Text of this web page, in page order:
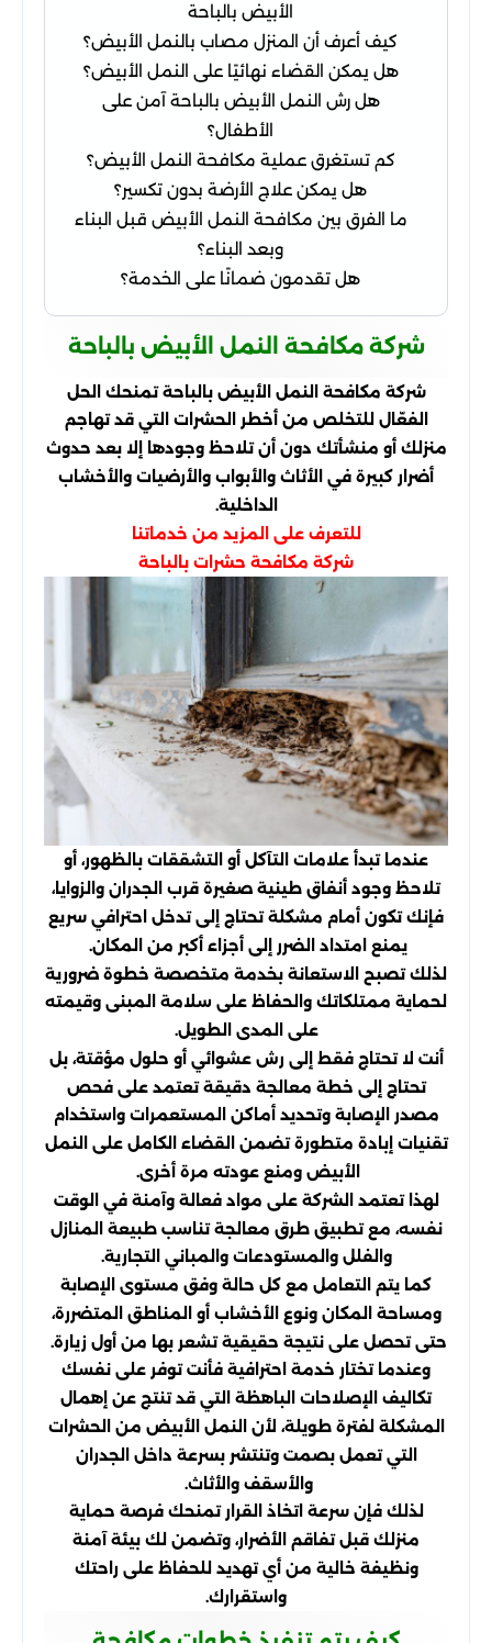
الأبيض بالباحة
كيف أعرف أن المنزل مصاب بالنمل الأبيض؟
هل يمكن القضاء نهائيًا على النمل الأبيض؟
هل رش النمل الأبيض بالباحة آمن على
الأطفال؟
كم تستغرق عملية مكافحة النمل الأبيض؟
هل يمكن علاج الأرضة بدون تكسير؟
ما الفرق بين مكافحة النمل الأبيض قبل البناء
وبعد البناء؟
هل تقدمون ضمانًا على الخدمة؟
شركة مكافحة النمل الأبيض بالباحة
شركة مكافحة النمل الأبيض بالباحة تمنحك الحل
الفعّال للتخلص من أخطر الحشرات التي قد تهاجم
منزلك أو منشأتك دون أن تلاحظ وجودها إلا بعد حدوث
أضرار كبيرة في الأثاث والأبواب والأرضيات والأخشاب
الداخلية.
للتعرف على المزيد من خدماتنا
شركة مكافحة حشرات بالباحة
عندما تبدأ علامات التآكل أو التشققات بالظهور، أو
تلاحظ وجود أنفاق طينية صغيرة قرب الجدران والزوايا،
فإنك تكون أمام مشكلة تحتاج إلى تدخل احترافي سريع
يمنع امتداد الضرر إلى أجزاء أكبر من المكان.
لذلك تصبح الاستعانة بخدمة متخصصة خطوة ضرورية
لحماية ممتلكاتك والحفاظ على سلامة المبنى وقيمته
على المدى الطويل.
أنت لا تحتاج فقط إلى رش عشوائي أو حلول مؤقتة، بل
تحتاج إلى خطة معالجة دقيقة تعتمد على فحص
مصدر الإصابة وتحديد أماكن المستعمرات واستخدام
تقنيات إبادة متطورة تضمن القضاء الكامل على النمل
الأبيض ومنع عودته مرة أخرى.
لهذا تعتمد الشركة على مواد فعالة وآمنة في الوقت
نفسه، مع تطبيق طرق معالجة تناسب طبيعة المنازل
والفلل والمستودعات والمباني التجارية.
كما يتم التعامل مع كل حالة وفق مستوى الإصابة
ومساحة المكان ونوع الأخشاب أو المناطق المتضررة،
حتى تحصل على نتيجة حقيقية تشعر بها من أول زيارة.
وعندما تختار خدمة احترافية فأنت توفر على نفسك
تكاليف الإصلاحات الباهظة التي قد تنتج عن إهمال
المشكلة لفترة طويلة، لأن النمل الأبيض من الحشرات
التي تعمل بصمت وتنتشر بسرعة داخل الجدران
والأسقف والأثاث.
لذلك فإن سرعة اتخاذ القرار تمنحك فرصة حماية
منزلك قبل تفاقم الأضرار، وتضمن لك بيئة آمنة
ونظيفة خالية من أي تهديد للحفاظ على راحتك
واستقرارك.